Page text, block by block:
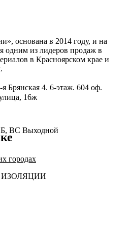
основана в 2014 году, и на
одним из лидеров продаж в
в Красноярском крае и
я Брянская 4. 6-этаж. 604 оф.
16ж
ВС Выходной
городах
ИЗОЛЯЦИИ